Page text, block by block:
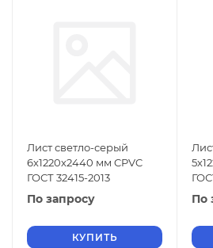
Лист светло-серый
6х1220х2440 мм CPVC
ГОСТ 32415-2013
По запросу
КУПИТЬ
По